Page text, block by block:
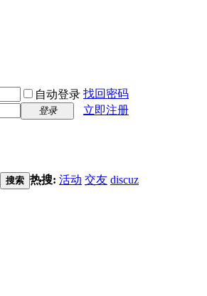
自动登录 找回密码
登录
立即注册
搜索 热搜: 活动 交友 discuz